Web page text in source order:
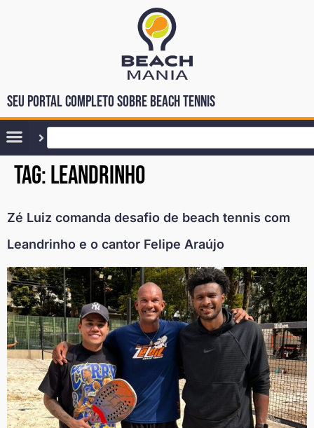
Seu portal completo sobre Beach Tennis
Tag:leandrinho
Zé Luiz comanda desafio de beach tennis com
Leandrinho e o cantor Felipe Araújo